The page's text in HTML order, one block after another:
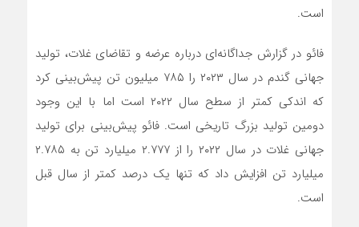
است.
فائو در گزارش جداگانه‌ای درباره عرضه و تقاضای غلات، تولید
جهانی گندم در سال ۲۰۲۳ را ۷۸۵ میلیون تن پیش‌بینی کرد
که اندکی کمتر از سطح سال ۲۰۲۲ است اما با این وجود
دومین تولید بزرگ تاریخی است. فائو پیش‌بینی برای تولید
جهانی غلات در سال ۲۰۲۲ را از ۲.۷۷۷ میلیارد تن به ۲.۷۸۵
میلیارد تن افزایش داد که تنها یک درصد کمتر از سال قبل
است.